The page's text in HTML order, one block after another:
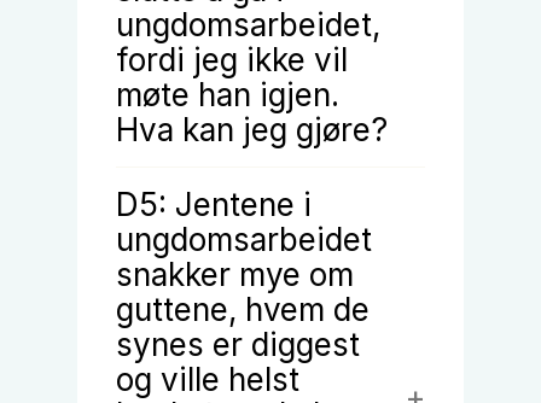
ungdomsarbeidet,
fordi jeg ikke vil
møte han igjen.
Hva kan jeg gjøre?
D5: Jentene i
ungdomsarbeidet
snakker mye om
guttene, hvem de
synes er diggest
og ville helst